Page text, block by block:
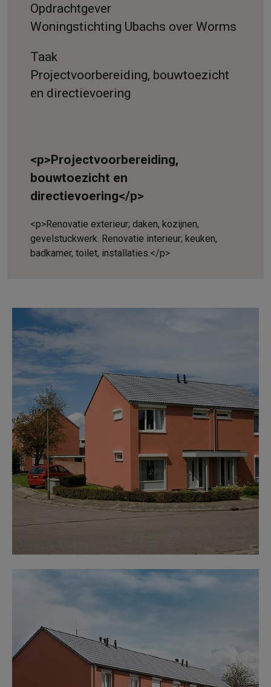
Opdrachtgever
Woningstichting Ubachs over Worms
Taak
Projectvoorbereiding, bouwtoezicht
en directievoering
<p>Projectvoorbereiding,
bouwtoezicht en
directievoering</p>
<p>Renovatie exterieur; daken, kozijnen,
gevelstuckwerk. Renovatie interieur; keuken,
badkamer, toilet, installaties.</p>